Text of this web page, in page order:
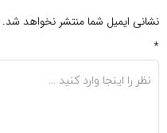
نشانی ایمیل شما منتشر نخواهد شد.
*